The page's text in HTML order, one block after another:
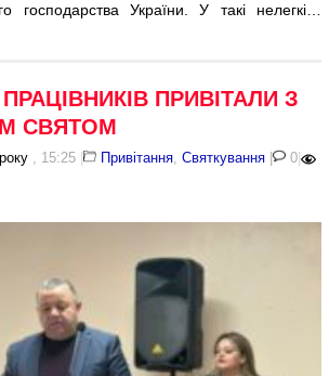
господарства України. У такі нелегкі…
ПРИВІТАЛИ З
СВЯТОМ
, 15:25 | Привітання,Святкування | 0 |